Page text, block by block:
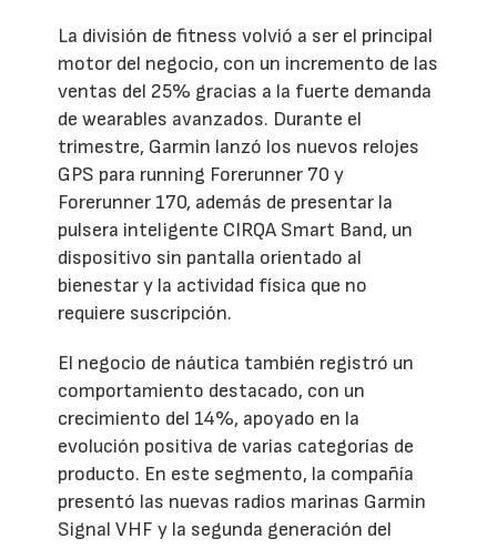
La división de fitness volvió a ser el principal
motor del negocio, con un incremento de las
ventas del 25% gracias a la fuerte demanda
de wearables avanzados. Durante el
trimestre, Garmin lanzó los nuevos relojes
GPS para running Forerunner 70 y
Forerunner 170, además de presentar la
pulsera inteligente CIRQA Smart Band, un
dispositivo sin pantalla orientado al
bienestar y la actividad física que no
requiere suscripción.
El negocio de náutica también registró un
comportamiento destacado, con un
crecimiento del 14%, apoyado en la
evolución positiva de varias categorías de
producto. En este segmento, la compañía
presentó las nuevas radios marinas Garmin
Signal VHF y la segunda generación del